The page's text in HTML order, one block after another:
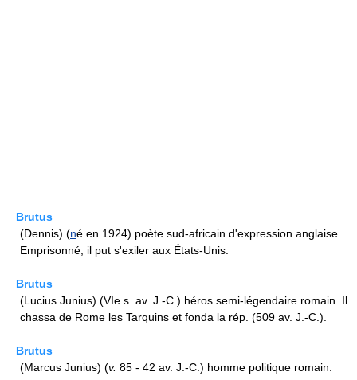
Brutus
(Dennis) (né en 1924) poète sud-africain d'expression anglaise.
Emprisonné, il put s'exiler aux États-Unis.
————————
Brutus
(Lucius Junius) (VIe s. av. J.-C.) héros semi-légendaire romain. Il
chassa de Rome les Tarquins et fonda la rép. (509 av. J.-C.).
————————
Brutus
(Marcus Junius) (v. 85 - 42 av. J.-C.) homme politique romain.